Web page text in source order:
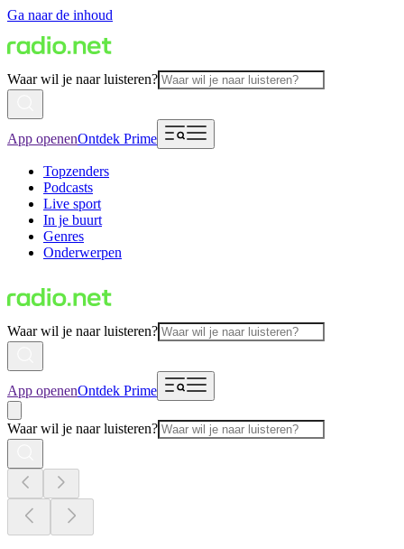
Ga naar de inhoud
Waar wil je naar luisteren?
App openenOntdek Prime
Topzenders
Podcasts
Live sport
In je buurt
Genres
Onderwerpen
Waar wil je naar luisteren?
App openenOntdek Prime
Waar wil je naar luisteren?